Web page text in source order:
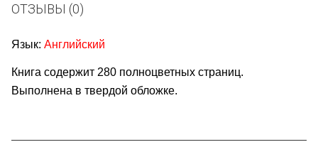
ОТЗЫВЫ (0)
Язык: Английский
Книга содержит 280 полноцветных страниц.
Выполнена в твердой обложке.